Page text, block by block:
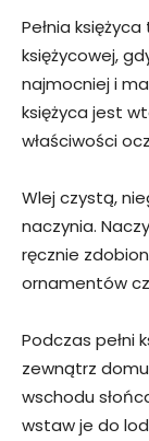
Pełnia
księżycowej,
najmocniej i
księżyca jest
właściwości
Wlej czystą,
naczynia.
ręcznie
ornamentów
Podczas pełni
zewnątrz
wschodu
wstaw je do